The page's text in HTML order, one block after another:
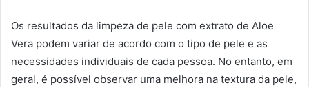
Os resultados da limpeza de pele com extrato de Aloe
Vera podem variar de acordo com o tipo de pele e as
necessidades individuais de cada pessoa. No entanto, em
geral, é possível observar uma melhora na textura da pele,